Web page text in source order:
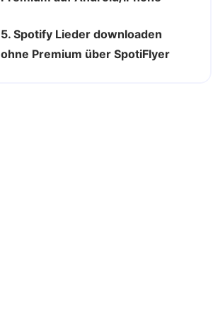
5. Spotify Lieder downloaden
ohne Premium über SpotiFlyer